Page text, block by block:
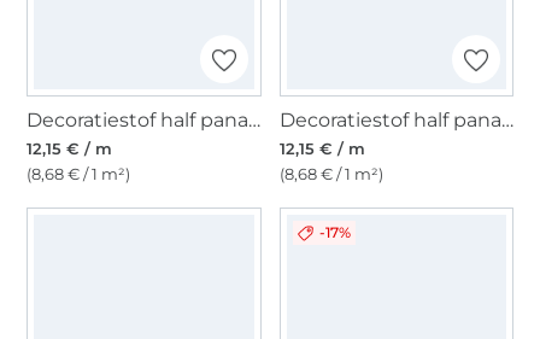
Decoratiestof half panama Magnolia's, beige
12,15 € / m
(8,68 € / 1 m²)
Decoratiestof half panama Big Leaves, beige
12,15 € / m
(8,68 € / 1 m²)
-17%